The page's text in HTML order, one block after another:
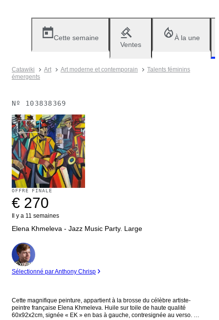
Cette semaine
Ventes
À la une
Catawiki Art Art moderne et contemporain
Talents féminins
émergents
Nº 103838369
Vendu
OFFRE FINALE
€ 270
Il y a 11 semaines
Elena Khmeleva - Jazz Music Party. Large
Expert
Sélectionné par Anthony Chrisp
Cette magnifique peinture, appartient à la brosse du célèbre artiste-
peintre française Elena Khmeleva. Huile sur toile de haute qualité
60x92x2cm, signée « EK » en bas à gauche, contresignée au verso.